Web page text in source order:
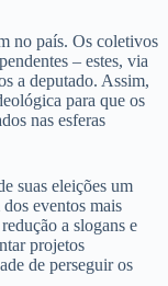
no país. Os coletivos
– estes, via
a deputado. Assim,
para que os
nas esferas
suas eleições um
eventos mais
a slogans e
projetos
de perseguir os